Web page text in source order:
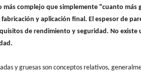
más complejo que simplemente "cuanto más
y aplicación final. El espesor de
de rendimiento y seguridad. No
y gruesas son conceptos relativos,